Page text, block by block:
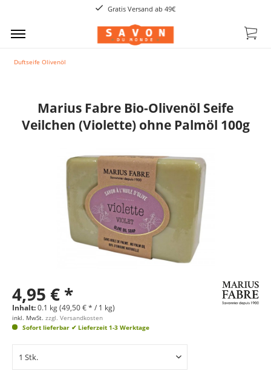
Gratis Versand ab 49€
Duftseife Olivenöl
Marius Fabre Bio-Olivenöl Seife
Veilchen (Violette) ohne Palmöl 100g
4,95 € *
Inhalt:0.1 kg (49,50 € * / 1 kg)
inkl. MwSt. zzgl. Versandkosten
Sofort lieferbar ✔ Lieferzeit 1-3 Werktage